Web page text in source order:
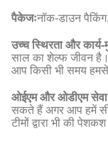
पैकेजःनॉक-डाउन
उच्च स्थिरता और
साल का शेल्फ जीवन है।
आप किसी भी समय
ओईएम और ओडीएम
सकते हैं अगर आप हमें
टीमों द्वारा भी की